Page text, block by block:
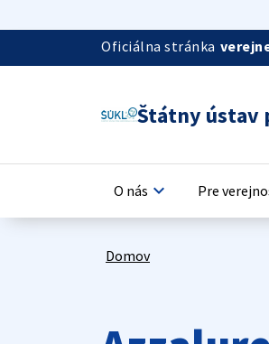
Oficiálna stránka
Štátny ústav
O nás keyboard_arrow_down Pre
Domov